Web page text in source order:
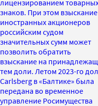
лицензированием
знаков. При этом
иностранных акционеров
российским судом
значительных сумм может
позволить обратить
взыскание на
тем доли. Летом 2023-го
Carlsberg в «Балтике» была
передана во временное
управление Росимущества